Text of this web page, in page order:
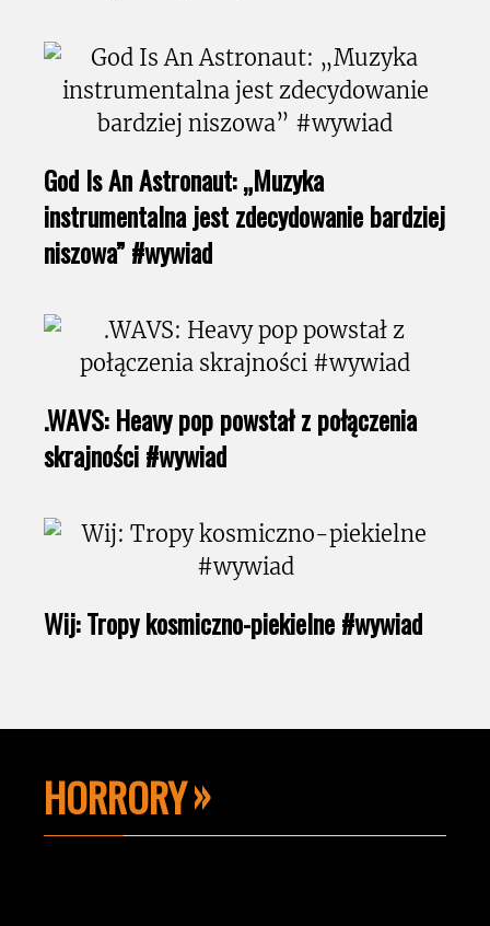
God Is An Astronaut: „Muzyka
instrumentalna jest zdecydowanie bardziej
niszowa” #wywiad
.WAVS: Heavy pop powstał z połączenia
skrajności #wywiad
Wij: Tropy kosmiczno-piekielne #wywiad
HORRORY